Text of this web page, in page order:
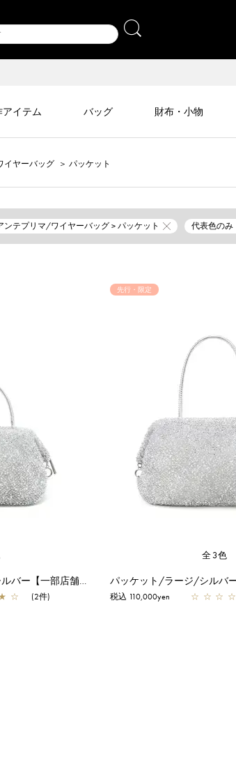
アイテム バッグ 財布・小物
イヤーバッグ ＞ パッケット
ンテプリマ/ワイヤーバッグ > パッケット 代表色のみ
パッケット/ミディアム/シルバー【一部店舗先行販売商品】
☆ (2件)
先行・限定
全3色
税込 110,000yen ☆ ☆ ☆ ☆